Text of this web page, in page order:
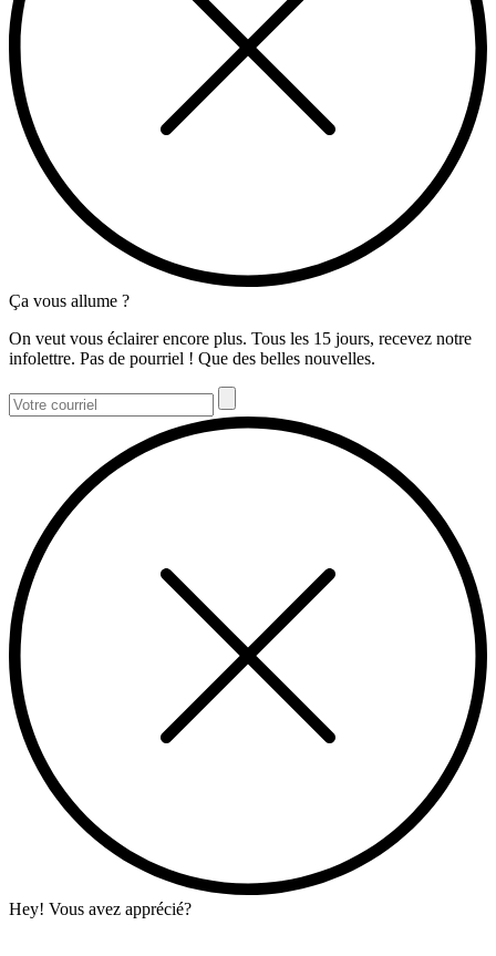
Ça vous allume ?
On veut vous éclairer encore plus. Tous les 15 jours, recevez notre
infolettre. Pas de pourriel ! Que des belles nouvelles.
Hey! Vous avez apprécié?